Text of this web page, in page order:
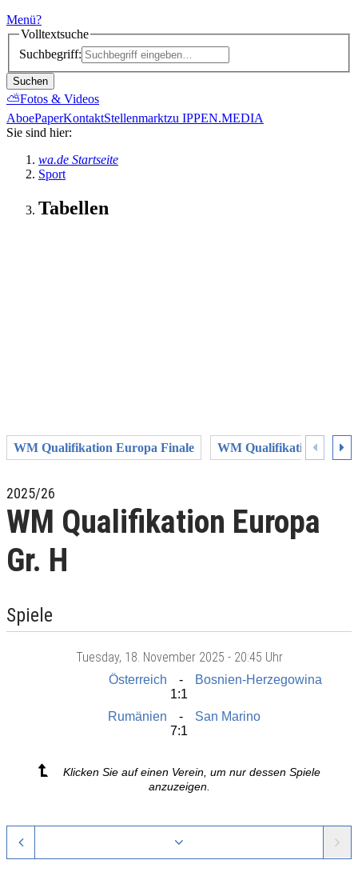
Menü?
Volltextsuche
Suchbegriff:
Suchen
⛅Fotos & Videos
AboePaperKontaktStellenmarktzu IPPEN.MEDIA
Sie sind hier:
wa.de Startseite
Sport
Tabellen
WM Qualifikation Europa Finale WM Qualifikation
2025/26
WM Qualifikation Europa
Gr. H
Spiele
Tuesday, 18. November 2025 - 20:45 Uhr
Österreich
Bosnien-Herzegowina
1:1
Rumänien
San Marino
7:1
Klicken Sie auf einen Verein, um nur dessen Spiele
anzuzeigen.